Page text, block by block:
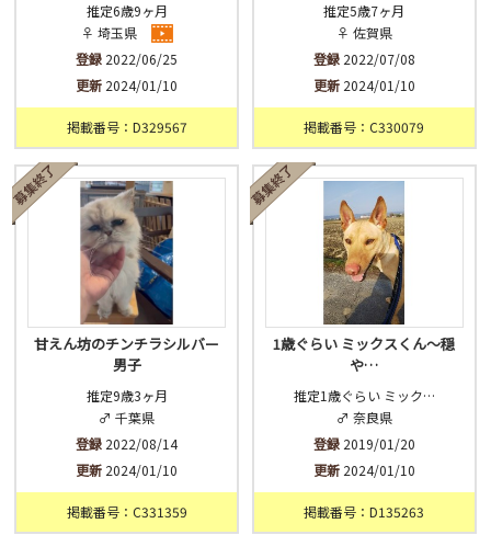
推定6歳9ヶ月
♀ 埼玉県
登録 2022/06/25
更新 2024/01/10
掲載番号：D329567
推定5歳7ヶ月
♀ 佐賀県
登録2022/07/08
更新2024/01/10
掲載番号：C330079
甘えん坊のチンチラシルバー
男子
推定9歳3ヶ月
♂ 千葉県
登録 2022/08/14
更新 2024/01/10
掲載番号：C331359
1歳ぐらい ミックスくん〜穏
や…
推定1歳ぐらい ミック…
♂ 奈良県
登録2019/01/20
更新2024/01/10
掲載番号：D135263